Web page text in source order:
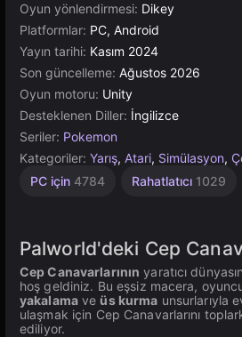
Oyun yönlendirmesi: Dikey
Platformlar: PC, Android
Yayın tarihi: Kasım 2024
Son güncelleme: Ağustos 2026
Oyun motoru: Unity
Desteklenen Diller: İngilizce
Seriler: Pokemon
Kategoriler: Yarış, Atari, Simülasyon,
PC için 4784 Rahatlatıcı 1029
Sonsuz
Sevimli
Öğrenme
Akıl
Toplama
Çeviklik
Masaüstü
1
Rus
Basit
Tarayıcı
Unity
Palworld'deki Cep
Cep Canavarlarının yaratıcı
hoş geldiniz. Bu eşsiz macera,
yakalamave üs kurma unsurlarıyla
ulaşmak için Cep Canavarlarını
ediliyor.